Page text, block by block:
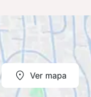
Ver mapa